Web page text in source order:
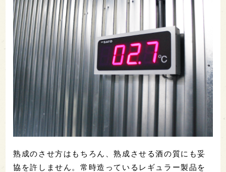
熟成のさせ方はもちろん、熟成させる酒の質にも妥
協を許しません。常時造っているレギュラー製品を